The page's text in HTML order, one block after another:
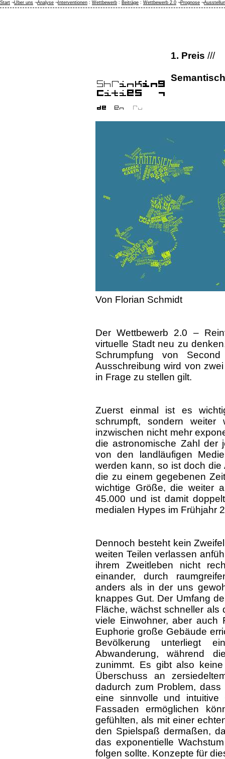
1. Preis ///
Von Florian Schmidt
Der Wettbewerb 2.0 –
virtuelle Stadt neu zu
Schrumpfung von
Ausschreibung wird von
in Frage zu stellen gilt.
Zuerst einmal ist es
schrumpft, sondern weiter
inzwischen nicht mehr
die astronomische Zahl der
von den landläufigen
werden kann, so ist doch
die zu einem gegebenen
wichtige Größe, die weiter
45.000 und ist damit
medialen Hypes im Frühjahr
Dennoch besteht kein
weiten Teilen verlassen
ihrem Zweitleben nicht
einander, durch
anders als in der uns
knappes Gut. Der Umfang
Fläche, wächst schneller als
viele Einwohner, aber auch
Euphorie große Gebäude
Bevölkerung unterliegt
Abwanderung, während
zunimmt. Es gibt also
Überschuss an
dadurch zum Problem,
eine sinnvolle und intuitive
Fassaden ermöglichen
gefühlten, als mit einer
den Spielspaß dermaßen,
das exponentielle
folgen sollte. Konzepte für
Start ¬Über uns ¬Analyse ¬ Interventionen : Wettbewerb : Beiträge : Wettbewerb 2.0 ¬Prognose ¬